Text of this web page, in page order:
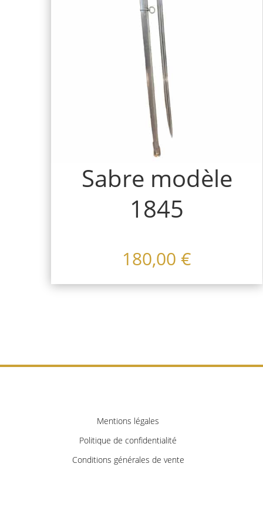
Sabre modèle
1845
180,00 €
Mentions légales
Politique de confidentialité
Conditions générales de vente